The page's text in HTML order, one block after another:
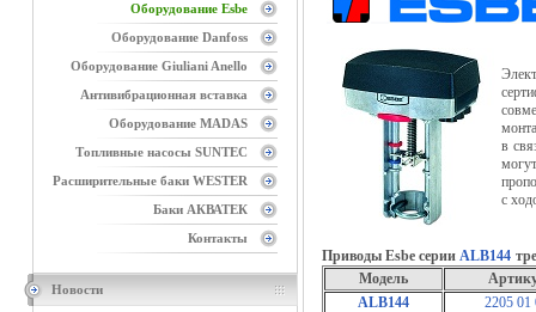
Оборудование Esbe
Оборудование Danfoss
Оборудование Giuliani Anello
Антивибрационная вставка
Оборудование MADAS
Топливные насосы SUNTEC
Расширительные баки WESTER
Баки АКВАТЕК
Контакты
Новости
в
с
Приводы Esbe серии ALB144
Модель
ALB144
2205 01